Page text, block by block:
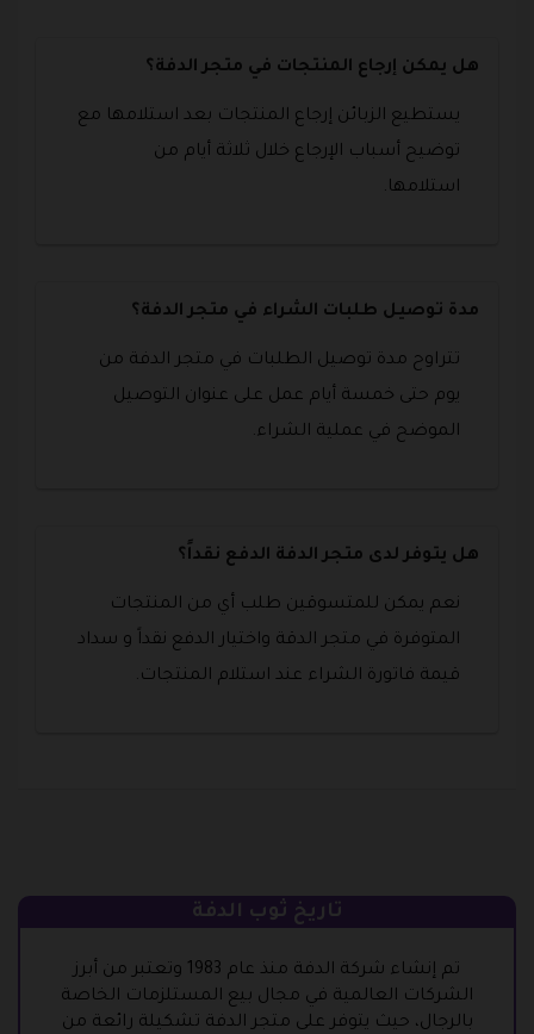
هل يمكن إرجاع المنتجات في متجر الدفة؟
يستطيع الزبائن إرجاع المنتجات بعد استلامها مع
توضيح أسباب الإرجاع خلال ثلاثة أيام من
استلامها.
مدة توصيل طلبات الشراء في متجر الدفة؟
تتراوح مدة توصيل الطلبات في متجر الدفة من
يوم حتى خمسة أيام عمل على عنوان التوصيل
الموضح في عملية الشراء.
هل يتوفر لدى متجر الدفة الدفع نقداً؟
نعم يمكن للمتسوقين طلب أي من المنتجات
المتوفرة في متجر الدقة واختيار الدفع نقداً و سداد
قيمة فاتورة الشراء عند استلام المنتجات.
تاريخ ثوب الدفة
تم إنشاء شركة الدفة منذ عام 1983 وتعتبر من أبرز
الشركات العالمية في مجال بيع المستلزمات الخاصة
بالرجال، حيث يتوفر على متجر الدفة تشكيلة رائعة من